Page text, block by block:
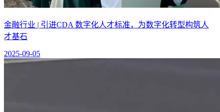
金融行业 | 引进CDA 数字化人才标准，为数字化转型构筑人
才基石
2025-09-05